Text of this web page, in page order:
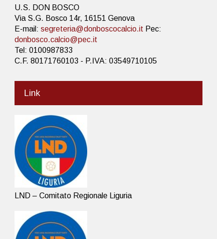
U.S. DON BOSCO
Via S.G. Bosco 14r, 16151 Genova
E-mail: segreteria@donboscocalcio.it Pec:
donbosco.calcio@pec.it
Tel: 0100987833
C.F. 80171760103 - P.IVA: 03549710105
Link
LND – Comitato Regionale Liguria